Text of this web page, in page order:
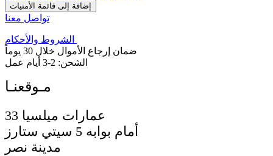
إضافة إلى قائمة الأمنيات
تواصل معنا
الشروط والأحكام
ضمان إرجاع الأموال خلال 30 يوماً
الشحن: 2-3 أيام عمل
أمام بوابه 5 سيتي ستارز
مدينة نصر